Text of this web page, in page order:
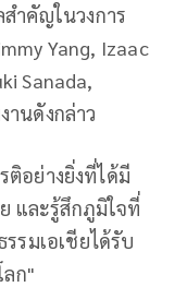
ำคัญในวงการ
Yang, Izaac
Sanada,
านดังกล่าว
ติอย่างยิ่งที่ได้มี
และรู้สึกภูมิใจที่
รมเอเชียได้รับ
ลก"